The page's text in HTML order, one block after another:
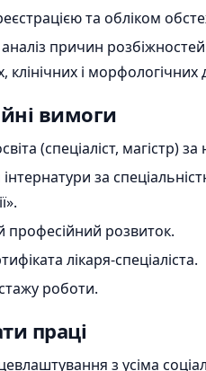
та обліком
причин
клінічних і морфологічних
вимоги
(спеціаліст, магістр)
за
професійний розвиток.
лікаря-спеціаліста.
роботи.
праці
з усіма